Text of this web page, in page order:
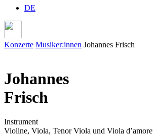
DE
Konzerte Musiker:innen Johannes Frisch
Johannes
Frisch
Instrument
Violine, Viola, Tenor Viola und Viola d’amore